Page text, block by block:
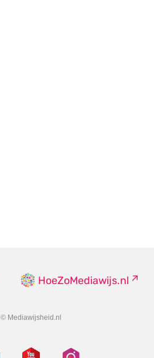
HoeZoMediawijs.nl
© Mediawijsheid.nl